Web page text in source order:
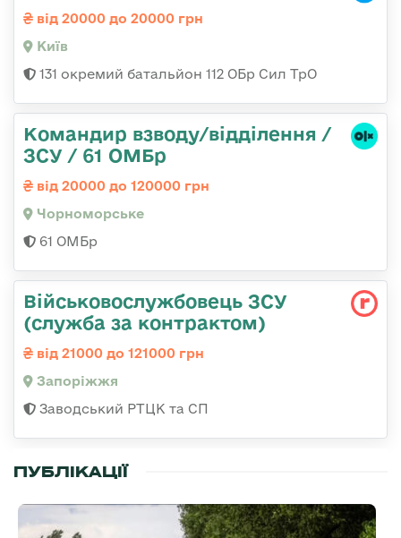
від 20000 до 20000 грн
Київ
131 окремий батальйон 112 ОБр Сил ТрО
Командир взводу/відділення /
ЗСУ / 61 ОМБр
від 20000 до 120000 грн
Чорноморське
61 ОМБр
Військовослужбовець ЗСУ
(служба за контрактом)
від 21000 до 121000 грн
Запоріжжя
Заводський РТЦК та СП
ПУБЛІКАЦІЇ